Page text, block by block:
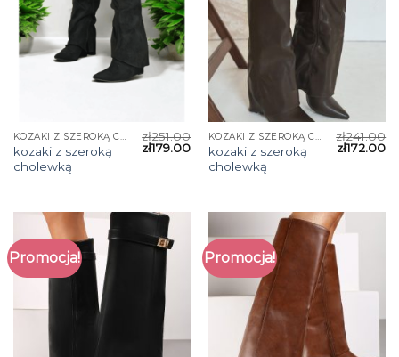
KOZAKI Z SZEROKĄ CHOLEWKĄ
kozaki z szeroką
cholewką
zł251.00
zł179.00
KOZAKI Z SZEROKĄ CHOLEWKĄ
kozaki z szeroką
cholewką
zł241.00
zł172.00
Promocja! Promocja!